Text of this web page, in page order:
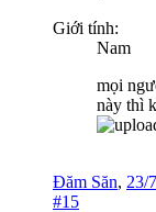
Giới tính:
Nam
mọi
này thì
Đăm Săn, 23/
#15